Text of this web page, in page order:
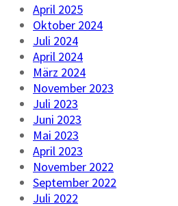
April 2025
Oktober 2024
Juli 2024
April 2024
März 2024
November 2023
Juli 2023
Juni 2023
Mai 2023
April 2023
November 2022
September 2022
Juli 2022